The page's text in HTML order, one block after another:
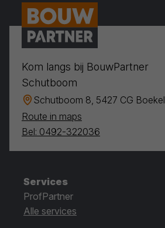
Kom langs bij BouwPartner
Schutboom
Schutboom 8, 5427 CG Boekel
Route in maps
Bel: 0492-322036
Services
ProfPartner
Alle services